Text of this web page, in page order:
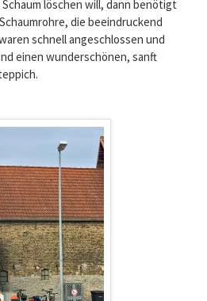
löschen will, dann benötigt
die beeindruckend
schnell angeschlossen und
einen wunderschönen, sanft